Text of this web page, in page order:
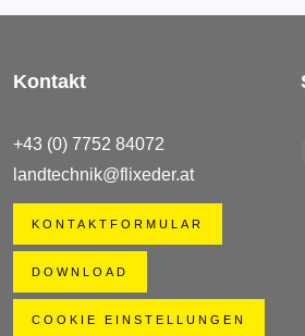
Kontakt
+43 (0) 7752 84072
landtechnik@flixeder.at
KONTAKTFORMULAR
DOWNLOAD
COOKIE EINSTELLUNGEN